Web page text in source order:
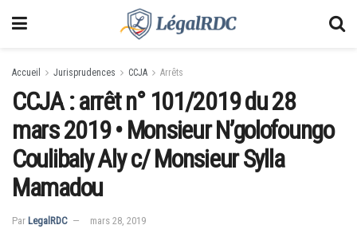
Accueil Jurisprudences CCJA Arrêts
CCJA : arrêt n° 101/2019 du 28
mars 2019 • Monsieur N’golofoungo
Coulibaly Aly c/ Monsieur Sylla
Mamadou
Par LegalRDC mars 28, 2019